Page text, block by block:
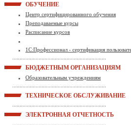
ОБУЧЕНИЕ
Центр сертифицированного обучения
Преподаваемые курсы
Расписание курсов
1С:Профессионал - сертификация
БЮДЖЕТНЫМ ОРГАНИЗАЦИЯМ
Образовательным учреждениям
ТЕХНИЧЕСКОЕ ОБСЛУЖИВАНИЕ
ЭЛЕКТРОННАЯ ОТЧЕТНОСТЬ